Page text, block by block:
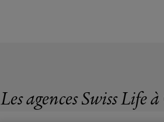
Les agences Swiss Life